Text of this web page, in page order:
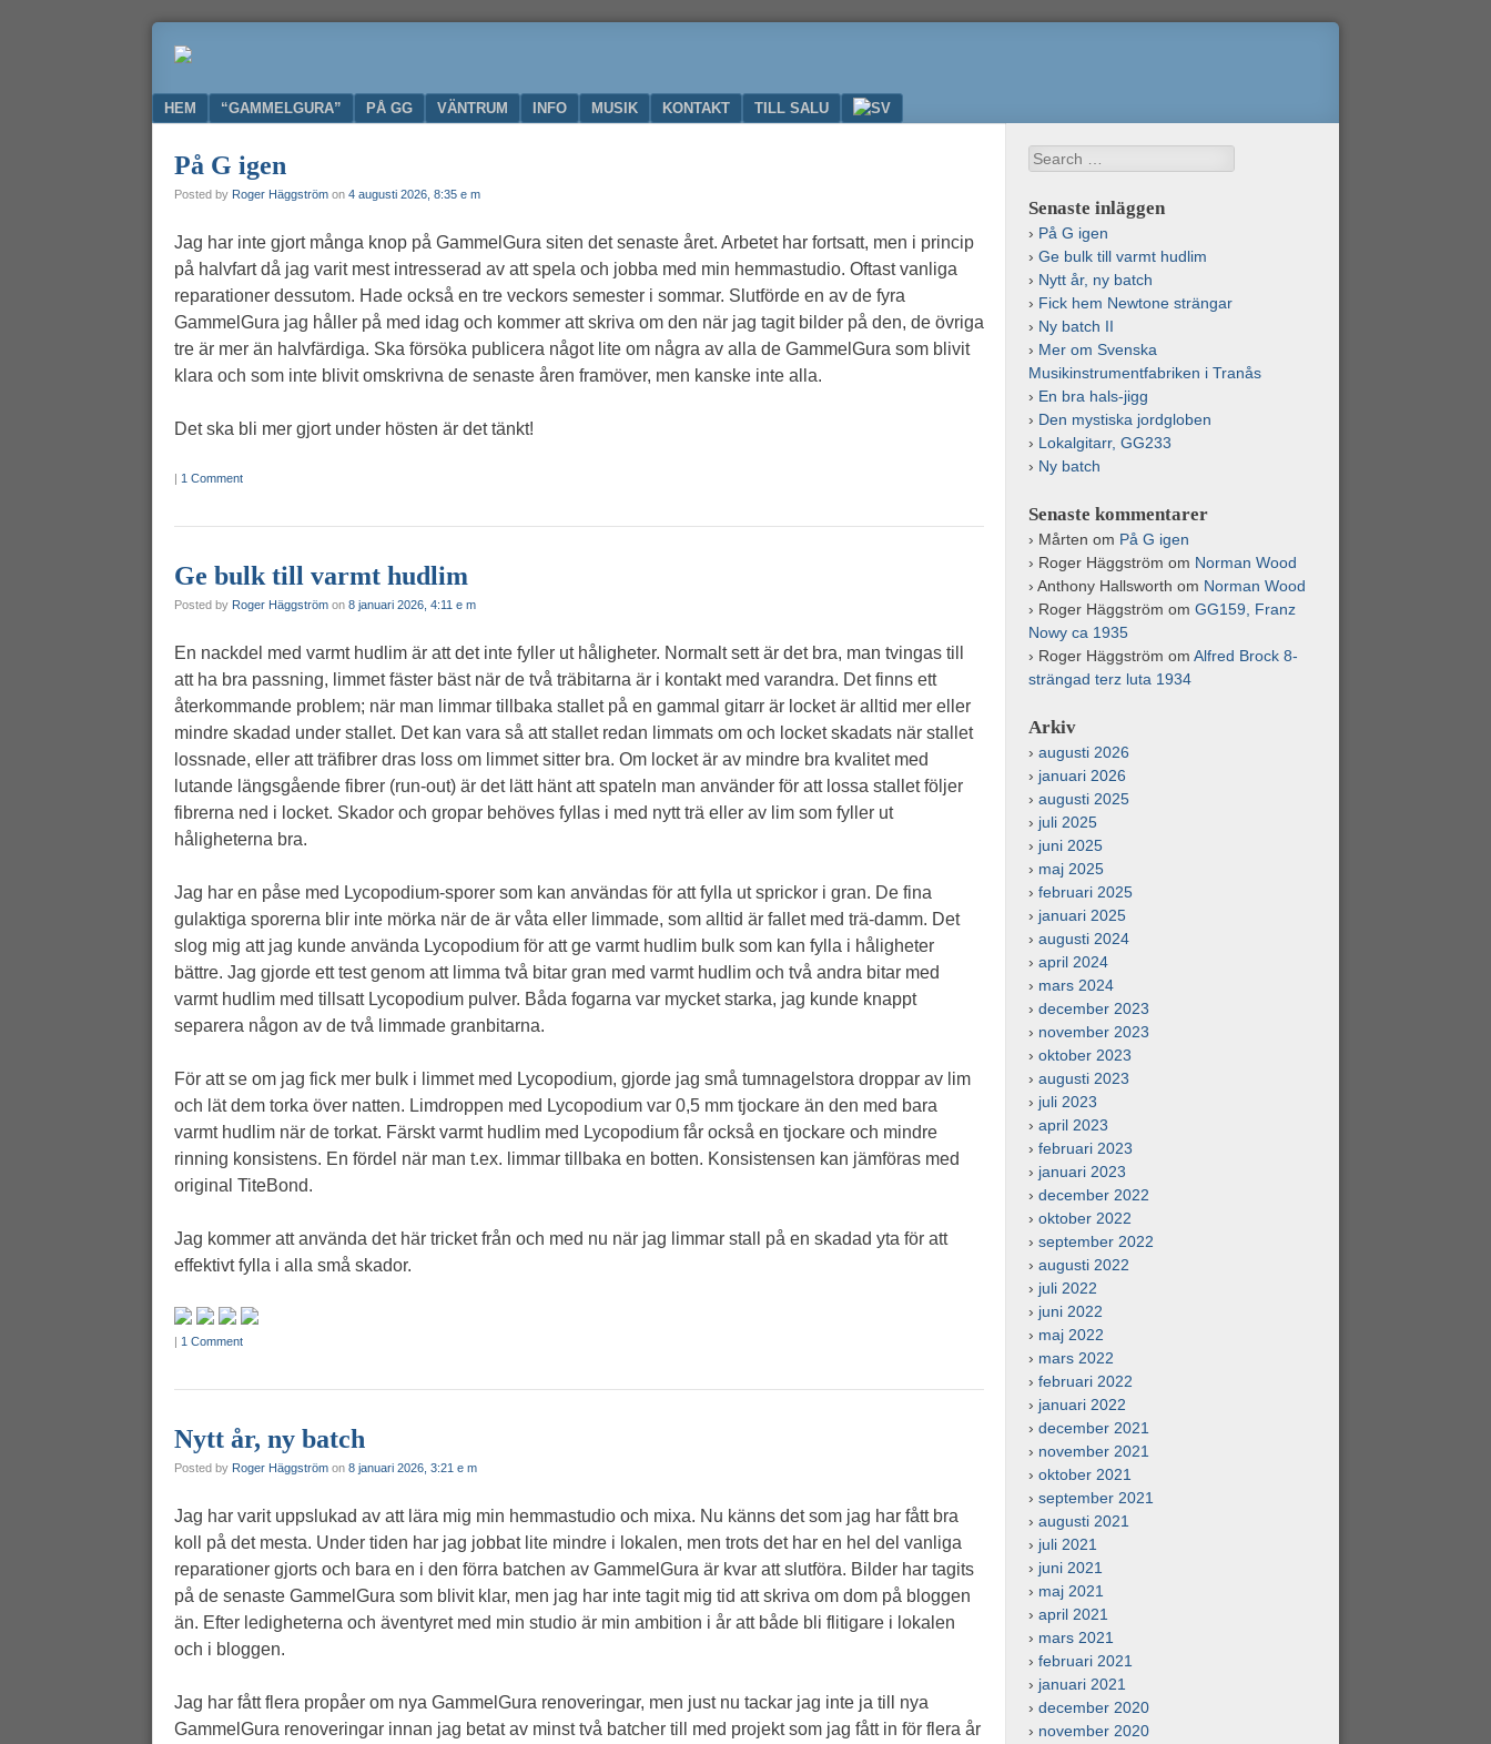
GAMMELGURA
Ge
liv
till
gamla
gitarr
Menu
SKIP TO CONTENT
HEM “GAMMELGURA” PÅ GG VÄNTRUM INFO MUSIK KONTAKT TILL SALU
På G igen
Posted by Roger Häggström on 4 augusti 2026, 8:35 e m
Jag har inte gjort många knop på GammelGura siten det senaste året. Arbetet har fortsatt, men i princip
på halvfart då jag varit mest intresserad av att spela och jobba med min hemmastudio. Oftast vanliga
reparationer dessutom. Hade också en tre veckors semester i sommar. Slutförde en av de fyra
GammelGura jag håller på med idag och kommer att skriva om den när jag tagit bilder på den, de övriga
tre är mer än halvfärdiga. Ska försöka publicera något lite om några av alla de GammelGura som blivit
klara och som inte blivit omskrivna de senaste åren framöver, men kanske inte alla.
Det ska bli mer gjort under hösten är det tänkt!
| 1 Comment
Ge bulk till varmt hudlim
Posted by Roger Häggström on 8 januari 2026, 4:11 e m
En nackdel med varmt hudlim är att det inte fyller ut håligheter. Normalt sett är det bra, man tvingas till
att ha bra passning, limmet fäster bäst när de två träbitarna är i kontakt med varandra. Det finns ett
återkommande problem; när man limmar tillbaka stallet på en gammal gitarr är locket är alltid mer eller
mindre skadad under stallet. Det kan vara så att stallet redan limmats om och locket skadats när stallet
lossnade, eller att träfibrer dras loss om limmet sitter bra. Om locket är av mindre bra kvalitet med
lutande längsgående fibrer (run-out) är det lätt hänt att spateln man använder för att lossa stallet följer
fibrerna ned i locket. Skador och gropar behöves fyllas i med nytt trä eller av lim som fyller ut
håligheterna bra.
Jag har en påse med Lycopodium-sporer som kan användas för att fylla ut sprickor i gran. De fina
gulaktiga sporerna blir inte mörka när de är våta eller limmade, som alltid är fallet med trä-damm. Det
slog mig att jag kunde använda Lycopodium för att ge varmt hudlim bulk som kan fylla i håligheter
bättre. Jag gjorde ett test genom att limma två bitar gran med varmt hudlim och två andra bitar med
varmt hudlim med tillsatt Lycopodium pulver. Båda fogarna var mycket starka, jag kunde knappt
separera någon av de två limmade granbitarna.
För att se om jag fick mer bulk i limmet med Lycopodium, gjorde jag små tumnagelstora droppar av lim
och lät dem torka över natten. Limdroppen med Lycopodium var 0,5 mm tjockare än den med bara
varmt hudlim när de torkat. Färskt varmt hudlim med Lycopodium får också en tjockare och mindre
rinning konsistens. En fördel när man t.ex. limmar tillbaka en botten. Konsistensen kan jämföras med
original TiteBond.
Jag kommer att använda det här tricket från och med nu när jag limmar stall på en skadad yta för att
effektivt fylla i alla små skador.
| 1 Comment
Nytt år, ny batch
Posted by Roger Häggström on 8 januari 2026, 3:21 e m
Jag har varit uppslukad av att lära mig min hemmastudio och mixa. Nu känns det som jag har fått bra
koll på det mesta. Under tiden har jag jobbat lite mindre i lokalen, men trots det har en hel del vanliga
reparationer gjorts och bara en i den förra batchen av GammelGura är kvar att slutföra. Bilder har tagits
på de senaste GammelGura som blivit klar, men jag har inte tagit mig tid att skriva om dom på bloggen
än. Efter ledigheterna och äventyret med min studio är min ambition i år att både bli flitigare i lokalen
och i bloggen.
Jag har fått flera propåer om nya GammelGura renoveringar, men just nu tackar jag inte ja till nya
GammelGura renoveringar innan jag betat av minst två batcher till med projekt som jag fått in för flera år
Search
Senaste inläggen
På G igen
Ge bulk till varmt hudlim
Nytt år, ny batch
Fick hem Newtone strängar
Ny batch II
Mer om Svenska
Musikinstrumentfabriken i Tranås
En bra hals-jigg
Den mystiska jordgloben
Lokalgitarr, GG233
Ny batch
Senaste kommentarer
Mårten om På G igen
Roger Häggström om Norman Wood
Anthony Hallsworth om Norman Wood
Roger Häggström om GG159, Franz
Nowy ca 1935
Roger Häggström om Alfred Brock 8-
strängad terz luta 1934
Arkiv
augusti 2026
januari 2026
augusti 2025
juli 2025
juni 2025
maj 2025
februari 2025
januari 2025
augusti 2024
april 2024
mars 2024
december 2023
november 2023
oktober 2023
augusti 2023
juli 2023
april 2023
februari 2023
januari 2023
december 2022
oktober 2022
september 2022
augusti 2022
juli 2022
juni 2022
maj 2022
mars 2022
februari 2022
januari 2022
december 2021
november 2021
oktober 2021
september 2021
augusti 2021
juli 2021
juni 2021
maj 2021
april 2021
mars 2021
februari 2021
januari 2021
december 2020
november 2020